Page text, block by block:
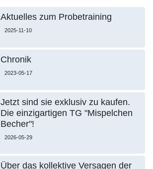
Aktuelles zum Probetraining
2025-11-10
Chronik
2023-05-17
Jetzt sind sie exklusiv zu kaufen.
Die einzigartigen TG "Mispelchen
Becher"!
2026-05-29
Über das kollektive Versagen der